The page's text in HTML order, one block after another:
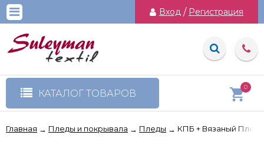
Вход / Регистрация
КАТАЛОГ ТОВАРОВ
0
Главная → Пледы и покрывала → Пледы → КПБ + Вязаный Плед